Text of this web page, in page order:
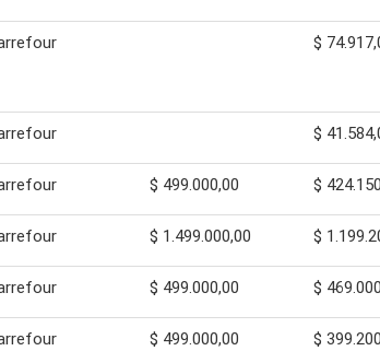
$
$
$ 499.000,00 $
$ 1.499.000,00 $
$ 499.000,00 $
$ 499.000,00 $